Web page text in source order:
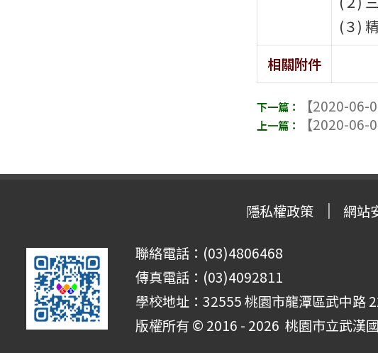
(３)
相關附件
【2020-06-
【2020-06-
隱私權政策 網站
聯絡電話：(03)4806468
傳真電話：(03)4092811
學校地址：32555 桃園市龍潭區武中路
版權所有 © 2016 - 2026 桃園市立武漢